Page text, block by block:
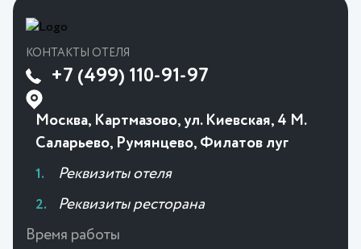
КОНТАКТЫ ОТЕЛЯ
+7 (499) 110-91-97
Москва, Картмазово, ул. Киевская, 4 М.
Саларьево, Румянцево, Филатов луг
Реквизиты отеля
Реквизиты ресторана
Время работы